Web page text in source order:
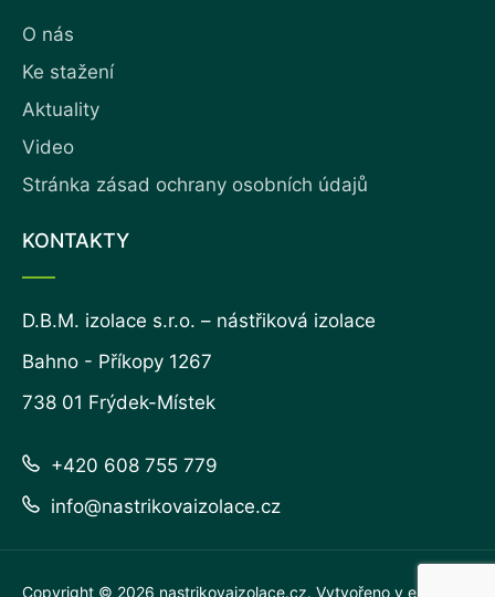
O nás
Ke stažení
Aktuality
Video
Stránka zásad ochrany osobních údajů
KONTAKTY
D.B.M. izolace s.r.o. – nástřiková izolace
Bahno - Příkopy 1267
738 01 Frýdek-Místek
+420 608 755 779
info@nastrikovaizolace.cz
Copyright © 2026 nastrikovaizolace.cz. Vytvořeno v eline.cz